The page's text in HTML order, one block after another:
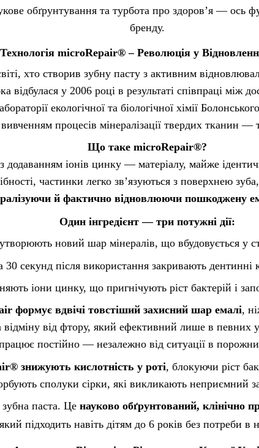
обґрунтування та турбота про здоров’я — ось
бренду.
Технологія microRepair® – Революція у
хто створив зубну пасту з активним
відбулася у 2006 році в результаті співпраці між
екологічної та біологічної хімії
процесів мінералізації твердих тканин —
Що таке microRepair®?
додаванням іонів цинку — матеріалу, майже
частинки легко зв’язуються з поверхнею
й фактично відновлюючи пошкоджену
Один інгредієнт — три потужні дії:
новий шар мінералів, що вбудовується у
секунд після використання закривають дентинні
іони цинку, що пригнічують ріст бактерій і
формує вдвічі товстіший захисний шар емалі,
відміну від фтору, який ефективний лише в певних
постійно — незалежно від ситуації в
знижують кислотність у роті, блокуючи ріст
сполуки сірки, які викликають неприємний
паста. Це науково обґрунтований, клінічно
підходить навіть дітям до 6 років без потреби в